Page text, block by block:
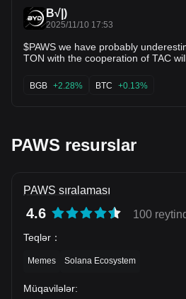
B√|)
2025/11/10 17:53
$PAWS we have probably
TON with the cooperation of TAC
TELEGRAM world on behalf of
SOLAYER. and thus the puzzle is solved! $BGB
BGB +2.28% BTC +0.13%
PAWS resurslar
PAWS sıralaması
4.6 100
Teqlər ：
Memes Solana Ecosystem
Müqavilələr: